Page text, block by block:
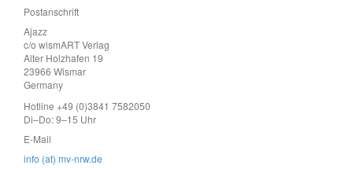
Postanschrift
Ajazz
c/o wismART Verlag
Alter Holzhafen 19
23966 Wismar
Germany
Hotline +49 (0)3841 7582050
Di–Do: 9–15 Uhr
E-Mail
info (at) mv-nrw.de